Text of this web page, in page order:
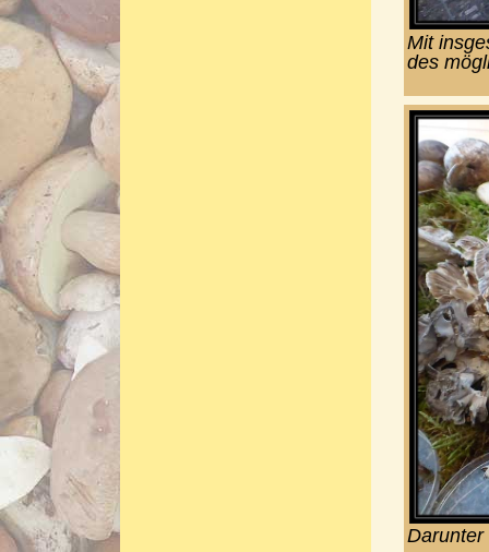
Mit
des
Darunter